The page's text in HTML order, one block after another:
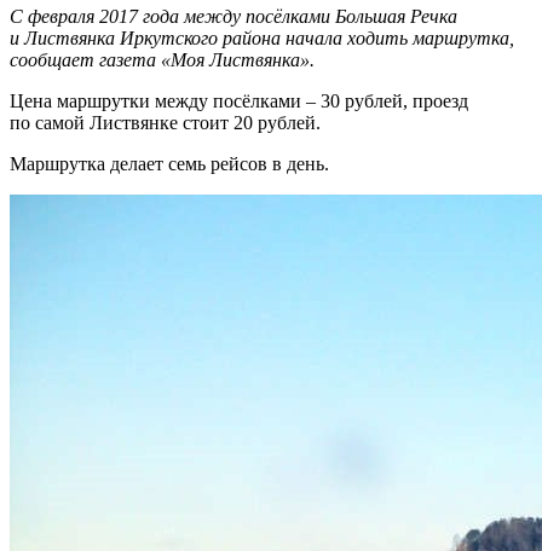
С февраля 2017 года между посёлками Большая Речка
и Листвянка Иркутского района начала ходить маршрутка,
сообщает газета «Моя Листвянка».
Цена маршрутки между посёлками – 30 рублей, проезд
по самой Листвянке стоит 20 рублей.
Маршрутка делает семь рейсов в день.